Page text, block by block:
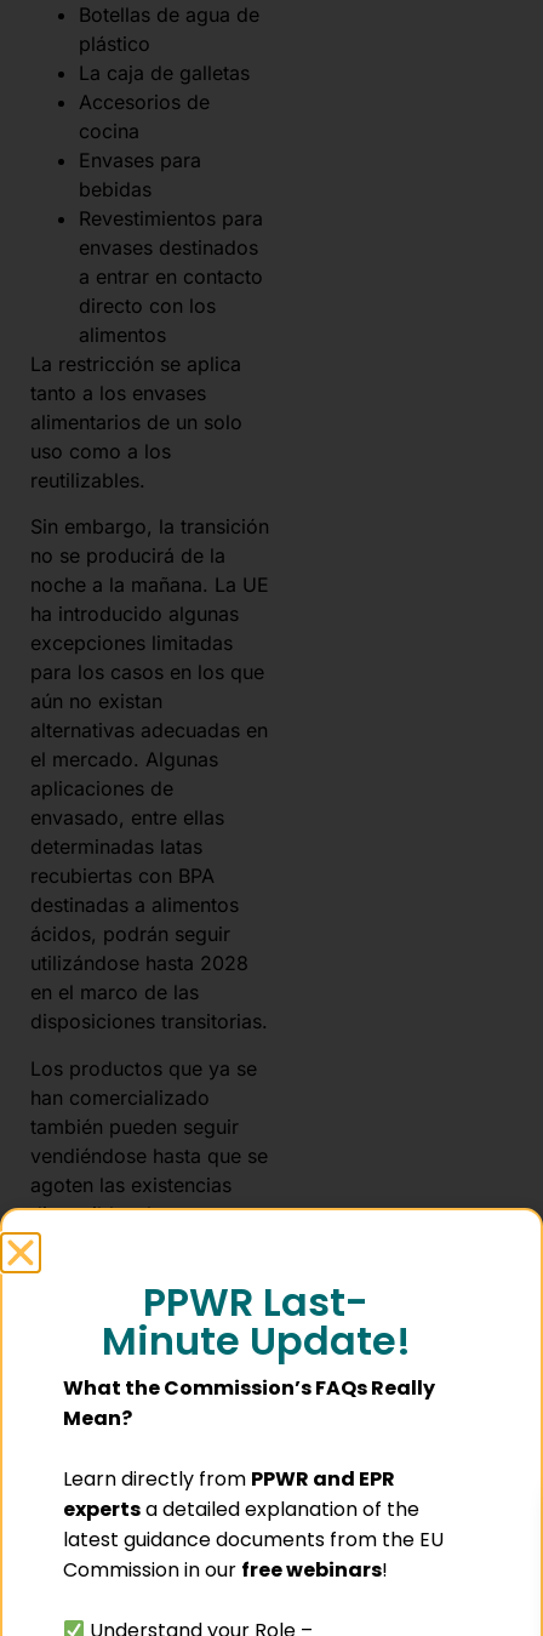
Botellas de agua de
plástico
La caja de galletas
Accesorios de
cocina
Envases para
bebidas
Revestimientos para
envases destinados
a entrar en contacto
directo con los
alimentos
La restricción se aplica
tanto a los envases
alimentarios de un solo
uso como a los
reutilizables.
Sin embargo, la transición
no se producirá de la
noche a la mañana. La UE
ha introducido algunas
excepciones limitadas
para los casos en los que
aún no existan
alternativas adecuadas en
el mercado. Algunas
aplicaciones de
envasado, entre ellas
determinadas latas
recubiertas con BPA
destinadas a alimentos
ácidos, podrán seguir
utilizándose hasta 2028
en el marco de las
disposiciones transitorias.
Los productos que ya se
han comercializado
también pueden seguir
vendiéndose hasta que se
agoten las existencias
disponibles, lo que
contribuye a evitar el
desperdicio innecesario
de alimentos.
¿Qué
implicaciones
esto para
las
empresas y
PPWR Last-
Minute Update!
What the Commission’s FAQs Really
Mean?
Learn directly from PPWR and EPR
expertsa detailed explanation of the
latest guidance documents from the EU
Commission in our free webinars!